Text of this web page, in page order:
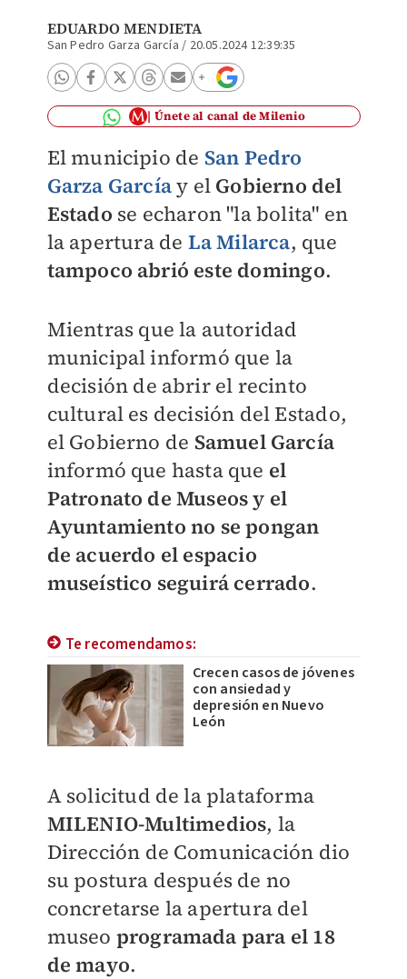
EDUARDO MENDIETA
San Pedro Garza García / 20.05.2024 12:39:35
Únete al canal de Milenio
El municipio de San Pedro
Garza Garcíay el Gobierno del
Estado se echaron "la bolita" en
la apertura de La Milarca, que
tampoco abrió este domingo.
Mientras que la autoridad
municipal informó que la
decisión de abrir el recinto
cultural es decisión del Estado,
el Gobierno de Samuel García
informó que hasta que el
Patronato de Museos y el
Ayuntamiento no se pongan
de acuerdo el espacio
museístico seguirá cerrado.
Te recomendamos:
Crecen casos de jóvenes
con ansiedad y
depresión en Nuevo
León
A solicitud de la plataforma
MILENIO-Multimedios, la
Dirección de Comunicación dio
su postura después de no
concretarse la apertura del
museo programada para el 18
de mayo.